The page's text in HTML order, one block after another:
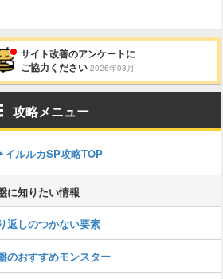
サイト改善のアンケートに
ご協力ください 2026年08月
攻略メニュー
ルルカSP攻略TOP
に知りたい情報
返しのつかない要素
のおすすめモンスター